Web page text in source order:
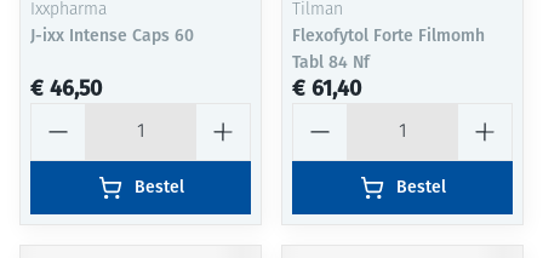
Ixxpharma
J-ixx Intense Caps 60
€ 46,50
Bestel
Tilman
Flexofytol Forte Filmomh
Tabl 84 Nf
€ 61,40
Bestel